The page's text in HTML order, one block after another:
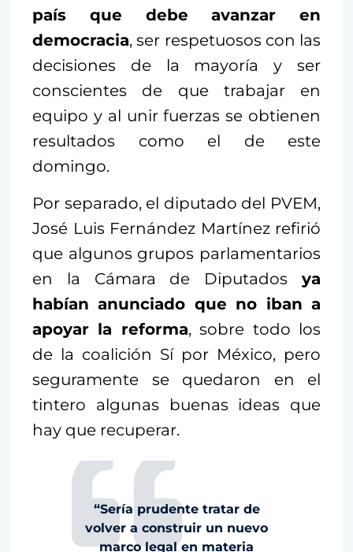
país que debe avanzar en
democracia, ser respetuosos con las
decisiones de la mayoría y ser
conscientes de que trabajar en
equipo y al unir fuerzas se obtienen
resultados como el de este
domingo.
Por separado, el diputado del PVEM,
José Luis Fernández Martínez refirió
que algunos grupos parlamentarios
en la Cámara de Diputados ya
habían anunciado que no iban a
apoyar la reforma, sobre todo los
de la coalición Sí por México, pero
seguramente se quedaron en el
tintero algunas buenas ideas que
hay que recuperar.
“Sería prudente tratar de
volver a construir un nuevo
marco legal en materia